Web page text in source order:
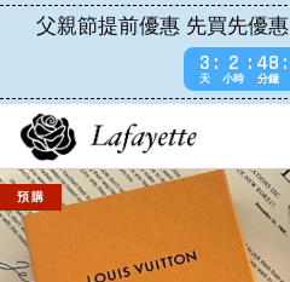
父親節提前優惠 先買先優惠
3
天
2
小時
48
分鐘
預 購